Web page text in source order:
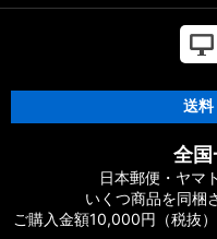
FW［VANQUISH］対応 カ
【シマノ】12-13ヴァンキ
対応 カスタムパーツ
【シマノ】19ストラディッ
ツ
送料
全
日本郵便・ヤマ
いくつ商品を同梱
ご購入金額10,000円（税抜